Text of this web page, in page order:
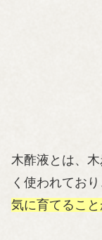
木酢液とは、
く使われてお
気に育てること